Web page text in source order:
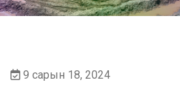
9 сарын 18, 2024